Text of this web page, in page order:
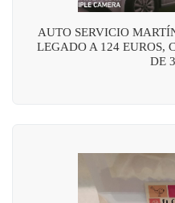
AUTO SERVICIO
LEGADO A 124 EUROS,
DE